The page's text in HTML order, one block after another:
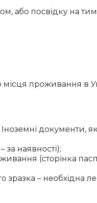
або посвідку на
проживання в
документи,
наявності);
(сторінка
– необхідна